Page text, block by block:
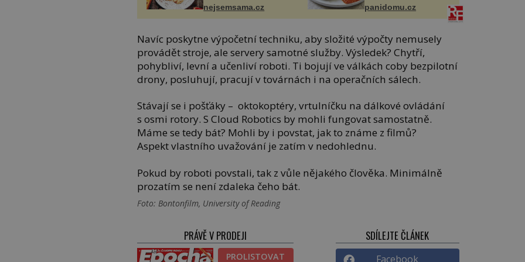
nejsemsama.cz panidomu.cz
Navíc poskytne výpočetní techniku, aby složité výpočty nemusely
provádět stroje, ale servery samotné služby. Výsledek? Chytří,
pohybliví, levní a učenliví roboti. Ti bojují ve válkách coby bezpilotní
drony, posluhují, pracují v továrnách i na operačních sálech.
Stávají se i pošťáky – oktokoptéry, vrtulníčku na dálkové ovládání
s osmi rotory. S Cloud Robotics by mohli fungovat samostatně.
Máme se tedy bát? Mohli by i povstat, jak to známe z filmů?
Aspekt vlastního uvažování je zatím v nedohlednu.
Pokud by roboti povstali, tak z vůle nějakého člověka. Minimálně
prozatím se není zdaleka čeho bát.
Foto: Bontonfilm, University of Reading
PRÁVĚ V PRODEJI
PROLISTOVAT
SDÍLEJTE ČLÁNEK
Facebook